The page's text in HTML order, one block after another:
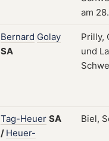
am
Bernard Golay
SA
Prilly,
und
Tag-Heuer SA
/ Heuer-
Biel,